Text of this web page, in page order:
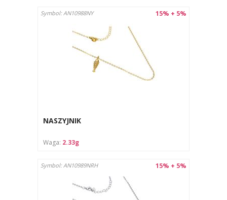
15% + 5%
Symbol: AN10988NY
NASZYJNIK
Waga: 2.33g
15% + 5%
Symbol: AN10989NRH